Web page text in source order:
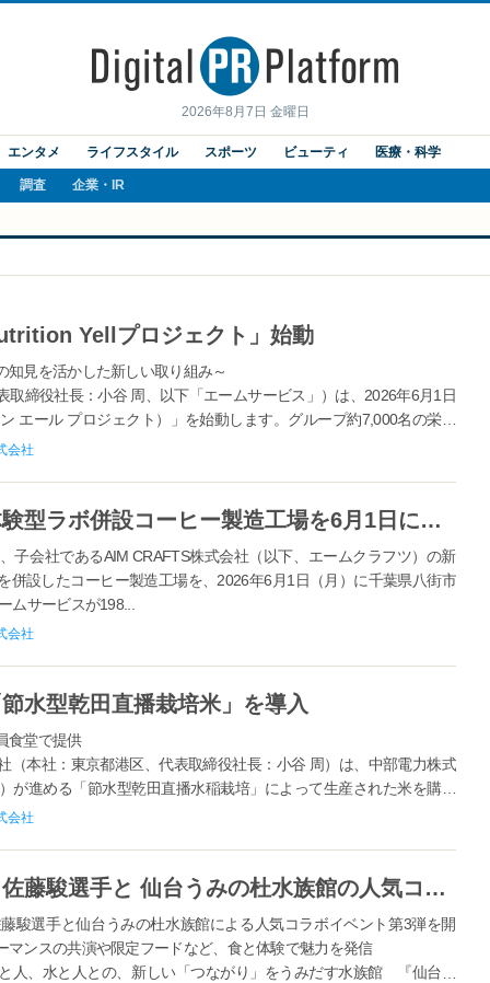
2026年8月7日 金曜日
エンタメ ライフスタイル スポーツ ビューティ 医療・科学
調査 企業・IR
Yellプロジェクト」始動
見を活かした新しい取り組み～
締役社長：小谷 周、以下「エームサービス」）は、2026年6月1日
エール プロジェクト）」を始動します。グループ約7,000名の栄養
ワ...
会社
エームサービス、給食業界初の体験型ラボ併設コーヒー製造工場を6月1日にグランドオープン
子会社であるAIM CRAFTS株式会社（以下、エームクラフツ）の新
併設したコーヒー製造工場を、2026年6月1日（月）に千葉県八街市
サービスが198...
会社
水型乾田直播栽培米」を導入
食堂で提供
（本社：東京都港区、代表取締役社長：小谷 周）は、中部電力株式
進める「節水型乾田直播水稲栽培」によって生産された米を購入
谷市）の社員食堂において、202...
会社
エームサービス、所属アスリート佐藤駿選手と 仙台うみの杜水族館の人気コラボイベント第３弾を食でサポート
駿選手と仙台うみの杜水族館による人気コラボイベント第3弾を開
ンスの共演や限定フードなど、食と体験で魅力を発信
人、水と人との、新しい「つながり」をうみだす水族館 『仙台う